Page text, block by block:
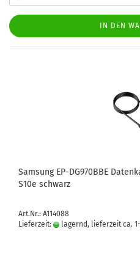
IN DEN
Sam­sung EP-​DG970BBE
S10e schwarz
Art.Nr.: A114088
Lieferzeit:
lagernd, lieferzeit ca.